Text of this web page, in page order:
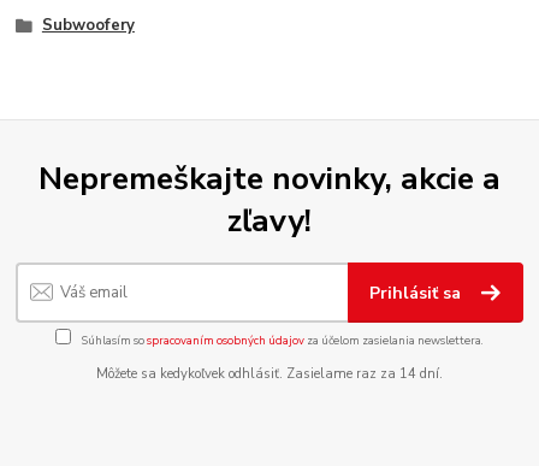
Subwoofery
Nepremeškajte novinky, akcie a
zľavy!
Prihlásiť sa
Súhlasím sospracovaním osobných údajov za účelom zasielania newslettera.
Môžete sa kedykoľvek odhlásiť. Zasielame raz za 14 dní.